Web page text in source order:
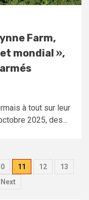
Farm,
mondial »,
à tout sur leur
2025, des...
11 12
13
Next